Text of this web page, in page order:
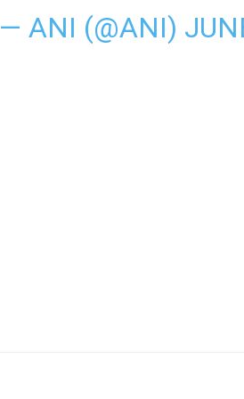
— ANI (@ANI)